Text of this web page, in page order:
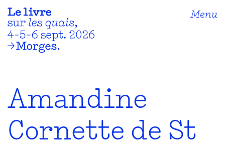
Menu
Amandine
Cornette de St